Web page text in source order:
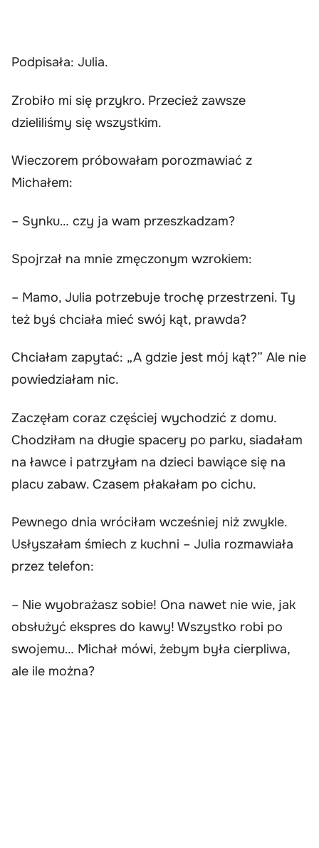
Podpisała: Julia.
Zrobiło mi się przykro. Przecież zawsze
dzieliliśmy się wszystkim.
Wieczorem próbowałam porozmawiać z
Michałem:
– Synku… czy ja wam przeszkadzam?
Spojrzał na mnie zmęczonym wzrokiem:
– Mamo, Julia potrzebuje trochę przestrzeni. Ty
też byś chciała mieć swój kąt, prawda?
Chciałam zapytać: „A gdzie jest mój kąt?” Ale nie
powiedziałam nic.
Zaczęłam coraz częściej wychodzić z domu.
Chodziłam na długie spacery po parku, siadałam
na ławce i patrzyłam na dzieci bawiące się na
placu zabaw. Czasem płakałam po cichu.
Pewnego dnia wróciłam wcześniej niż zwykle.
Usłyszałam śmiech z kuchni – Julia rozmawiała
przez telefon:
– Nie wyobrażasz sobie! Ona nawet nie wie, jak
obsłużyć ekspres do kawy! Wszystko robi po
swojemu… Michał mówi, żebym była cierpliwa,
ale ile można?